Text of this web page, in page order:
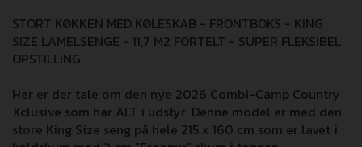
STORT KØKKEN MED KØLESKAB - FRONTBOKS - KING
SIZE LAMELSENGE - 11,7 M2 FORTELT - SUPER FLEKSIBEL
OPSTILLING
Her er der tale om den nye 2026 Combi-Camp Country
Xclusive som har ALT i udstyr. Denne model er med den
store King Size seng på hele 215 x 160 cm som er lavet i